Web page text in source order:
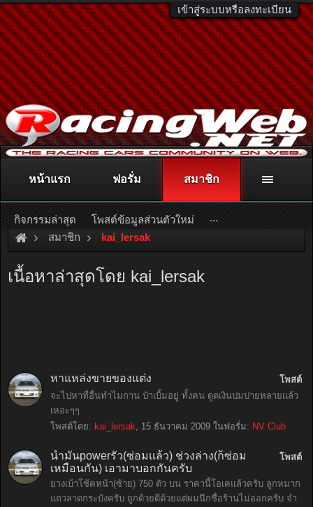
เข้าสู่ระบบหรือลงทะเบียน
ติดต่อลงโฆษณา racingweb@gmail.comหรือโทร. 081-811-1138
หรืออ่านรายละเอียดเพิ่มเติม คลิกที่นี่
สมาชิก kai_lersak
เนื้อหาล่าสุดโดย kai_lersak
โพสต์
หาแหล่งขายของแต่ง
จะไปหาที่อื่นทำไมกาน ป๋าเบิ้มอยู่ ทั้งคน ดูดเงินปมปายหลายแล้ว
เหอะๆๆ
โพสต์โดย: kai_lersak, 15 ธันวาคม 2009 ในฟอรั่ม: NV Club
โพสต์
น้ำมันpowerรั่ว(ซ่อมแล้ว) ช่วงล่าง(ก็ซ่อม
เหมือนกัน) เอามาบอกกันครับ
ยางเบ้าโช้คหน้า(ซ้าย) 750 ตัว บน ราคานี้โอเคแล้วครับ ลูกหมาก
แถวลาดกระบังครับ ถูกด้วยดีด้วยแต่ผมนึกชื่อร้านไม่ออกครับ จำ
หน้าแรก ฟอรั่ม สมาชิก
กิจกรรมล่าสุด โพสต์ข้อมูลส่วนตัวใหม่ ...